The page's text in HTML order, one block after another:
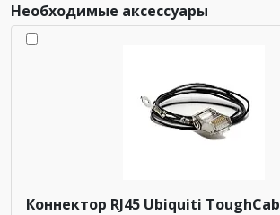
Необходимые аксессуары
Коннектор RJ45 Ubiquiti